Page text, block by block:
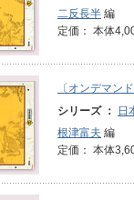
二反長半 編
定価： 本体
〔オンデマン
シリーズ ：
日
根津富夫 編
定価： 本体